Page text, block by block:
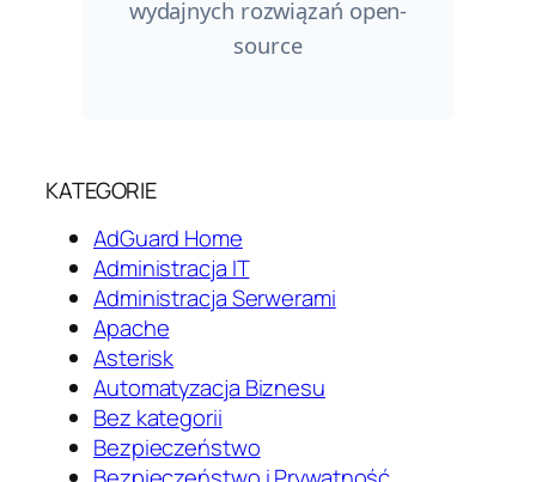
wydajnych rozwiązań open-
source
KATEGORIE
AdGuard Home
Administracja IT
Administracja Serwerami
Apache
Asterisk
Automatyzacja Biznesu
Bez kategorii
Bezpieczeństwo